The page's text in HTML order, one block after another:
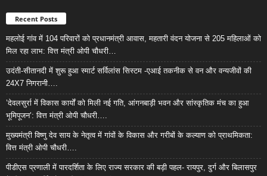
Recent Posts
महलोई गांव में 104 परिवारों को प्रधानमंत्री आवास, महतारी वंदन योजना से 205 महिलाओं को
मिल रहा लाभ: वित्त मंत्री ओपी चौधरी…
उदंती-सीतानदी में शुरू हुआ स्मार्ट सर्विलांस सिस्टम -एआई तकनीक से वन और वन्यजीवों की
24X7 निगरानी….
’देवलसुर्रा में विकास कार्यों को मिली नई गति, आंगनबाड़ी भवन और सांस्कृतिक मंच का हुआ
भूमिपूजन’: वित्त मंत्री ओपी चौधरी….
मुख्यमंत्री विष्णु देव साय के नेतृत्व में गांवों के विकास और गरीबों के कल्याण को प्राथमिकता:
वित्त मंत्री ओपी चौधरी….
पीडीएस प्रणाली में पारदर्शिता के लिए राज्य सरकार की बड़ी पहल- रायपुर, दुर्ग और बिलासपुर